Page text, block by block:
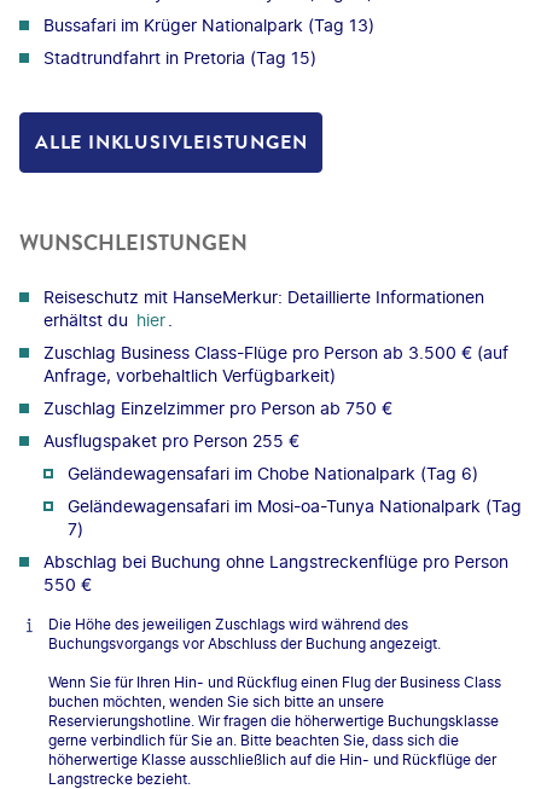
Bussafari im Krüger Nationalpark (Tag 13)
Stadtrundfahrt in Pretoria (Tag 15)
ALLE INKLUSIVLEISTUNGEN
WUNSCHLEISTUNGEN
Reiseschutz mit HanseMerkur: Detaillierte Informationen
erhältst du hier
Zuschlag Business Class-Flüge pro Person ab 3.500 € (auf
Anfrage, vorbehaltlich Verfügbarkeit)
Zuschlag Einzelzimmer pro Person ab 750 €
Ausflugspaket pro Person 255 €
Geländewagensafari im Chobe Nationalpark (Tag 6)
Geländewagensafari im Mosi-oa-Tunya Nationalpark (Tag
7)
Abschlag bei Buchung ohne Langstreckenflüge pro Person
550 €
Die Höhe des jeweiligen Zuschlags wird während des
Buchungsvorgangs vor Abschluss der Buchung angezeigt.
Wenn Sie für Ihren Hin- und Rückflug einen Flug der Business Class
buchen möchten, wenden Sie sich bitte an unsere
Reservierungshotline. Wir fragen die höherwertige Buchungsklasse
gerne verbindlich für Sie an. Bitte beachten Sie, dass sich die
höherwertige Klasse ausschließlich auf die Hin- und Rückflüge der
Langstrecke bezieht.